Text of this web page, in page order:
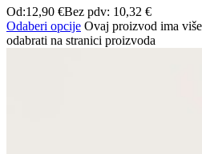
Od:12,90 €Bez pdv: 10,32 €
Odaberi opcije Ovaj proizvod ima
odabrati na stranici proizvoda